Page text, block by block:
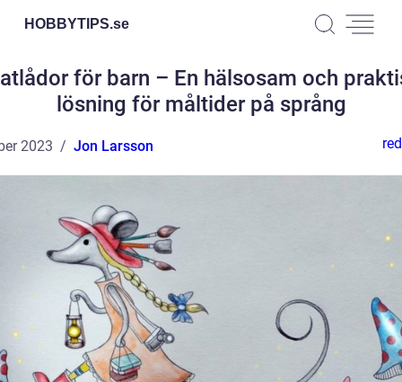
HOBBYTIPS.se
för barn – En hälsosam och
lösning för måltider på språng
2023 Jon Larsson